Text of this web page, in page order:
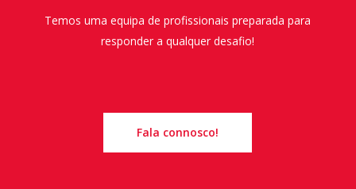
Temos uma equipa de profissionais preparada para
responder a qualquer desafio!
Fala connosco!